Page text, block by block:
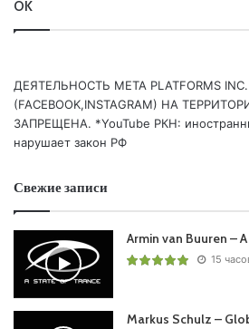
10 ALPHA 9 feat. Kameron
(Alpha 9 & Lorean Remix)
12 ID – Odyssey (Original Mix)
Понравился выпуск?
Пользовательская
OK
ДЕЯТЕЛЬНОСТЬ МЕТА PLATFORMS INC.
(FACEBOOK,INSTAGRAM) НА
ЗАПРЕЩЕНА. *YouTube РКН:
нарушает закон РФ
Свежие записи
Armin van Buuren –
15
Markus Schulz –